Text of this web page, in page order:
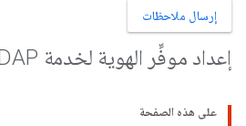
إرسال ملاحظات
إعداد موفِّر الهوية لخدمة LDAP
على هذه الصفحة